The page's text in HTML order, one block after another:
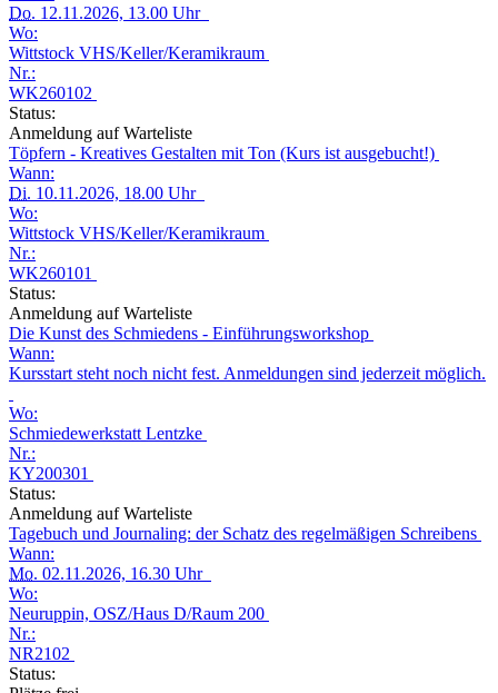
Do. 12.11.2026, 13.00 Uhr
Wo:
Wittstock VHS/Keller/Keramikraum
Nr.:
WK260102
Status:
Anmeldung auf Warteliste
Töpfern - Kreatives Gestalten mit Ton (Kurs ist ausgebucht!)
Wann:
Di. 10.11.2026, 18.00 Uhr
Wo:
Wittstock VHS/Keller/Keramikraum
Nr.:
WK260101
Status:
Anmeldung auf Warteliste
Die Kunst des Schmiedens - Einführungsworkshop
Wann:
Kursstart steht noch nicht fest. Anmeldungen sind jederzeit möglich.
Wo:
Schmiedewerkstatt Lentzke
Nr.:
KY200301
Status:
Anmeldung auf Warteliste
Tagebuch und Journaling: der Schatz des regelmäßigen Schreibens
Wann:
Mo. 02.11.2026, 16.30 Uhr
Wo:
Neuruppin, OSZ/Haus D/Raum 200
Nr.:
NR2102
Status: